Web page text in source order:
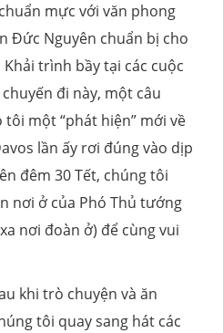
mực với văn phong
Đức Nguyên chuẩn bị cho
trình bầy tại các cuộc
đi này, một câu
một “phát hiện” mới về
lần ấy rơi đúng vào dịp
đêm 30 Tết, chúng tôi
nơi ở của Phó Thủ tướng
nơi đoàn ở) để cùng vui
khi trò chuyện và ăn
tôi quay sang hát các